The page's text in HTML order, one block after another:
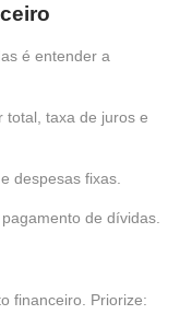
é entender a
total, taxa de juros e
despesas fixas.
de dívidas.
financeiro. Priorize: